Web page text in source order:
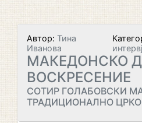
Автор: Тина
Иванова
МАКЕДОНСКО
ВОСКРЕСЕНИЕ
СОТИР ГОЛАБОВСКИ
ТРАДИЦИОНАЛНО